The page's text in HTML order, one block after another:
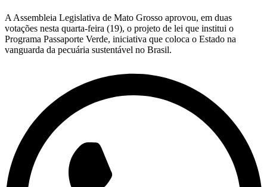
A Assembleia Legislativa de Mato Grosso aprovou, em duas
votações nesta quarta-feira (19), o projeto de lei que institui o
Programa Passaporte Verde, iniciativa que coloca o Estado na
vanguarda da pecuária sustentável no Brasil.